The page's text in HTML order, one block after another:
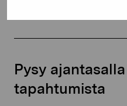
Pysy
tapahtumista